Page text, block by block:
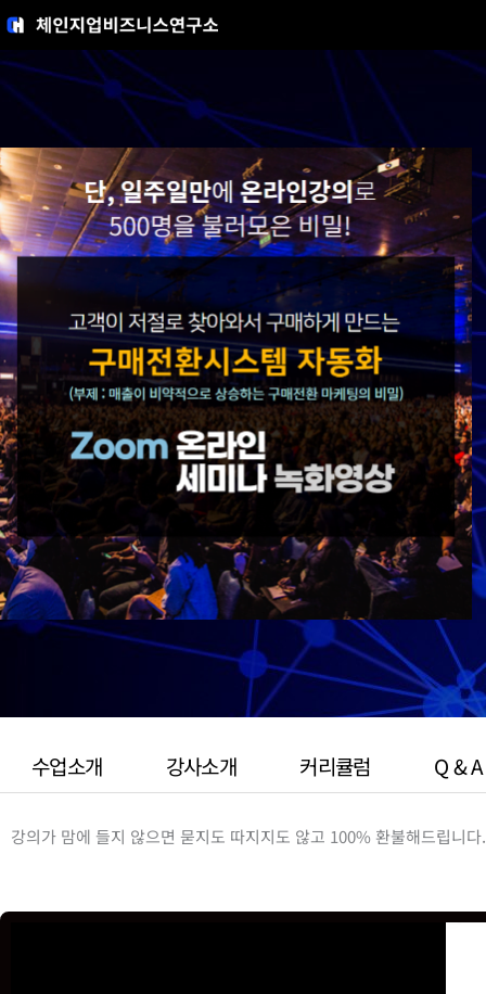
콘
텐
츠
로
뛰
기
수업소개 강사소개 커리큘럼 Q & A
강의가 맘에 들지 않으면 묻지도 따지지도 않고 100% 환불해드립니다.